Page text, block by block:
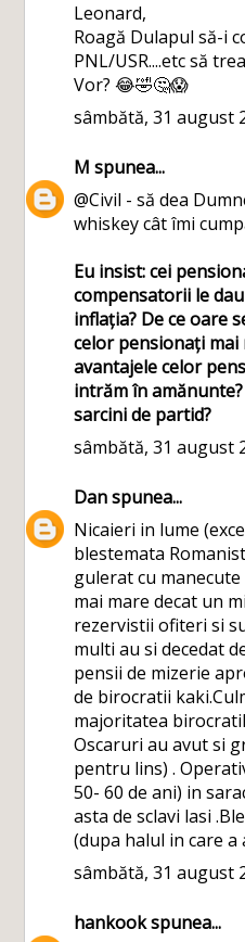
Leonard,
Roagă Dulapul să-i
PNL/USR....etc să
Vor? 😂🤣🤔😱
sâmbătă, 31 august
M spunea...
@Civil - să dea
whiskey cât îmi
Eu insist: cei
compensatorii le
inflația? De ce oare
celor pensionați mai
avantajele celor
intrăm în
sarcini de partid?
sâmbătă, 31 august
Danspunea...
Nicaieri in lume
blestemata
gulerat cu
mai mare decat un
rezervistii ofiteri si
multi au si decedat
pensii de mizerie
de birocratii
majoritatea
Oscaruri au avut si
pentru lins) .
50- 60 de ani) in
asta de sclavi lasi
(dupa halul in care a
sâmbătă, 31 august
hankookspunea...